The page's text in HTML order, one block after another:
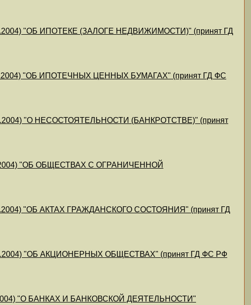
"ОБ ИПОТЕКЕ (ЗАЛОГЕ НЕДВИЖИМОСТИ)" (принят ГД
"ОБ ИПОТЕЧНЫХ ЦЕННЫХ БУМАГАХ" (принят ГД ФС
"О НЕСОСТОЯТЕЛЬНОСТИ (БАНКРОТСТВЕ)" (принят
"ОБ ОБЩЕСТВАХ С ОГРАНИЧЕННОЙ
"ОБ АКТАХ ГРАЖДАНСКОГО СОСТОЯНИЯ" (принят ГД
"ОБ АКЦИОНЕРНЫХ ОБЩЕСТВАХ" (принят ГД ФС РФ
"О БАНКАХ И БАНКОВСКОЙ ДЕЯТЕЛЬНОСТИ"